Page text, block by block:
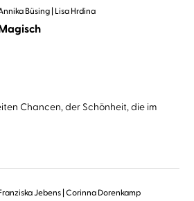
Büsing Lisa Hrdina
Chancen, der Schönheit, die im
Jebens Corinna Dorenkamp